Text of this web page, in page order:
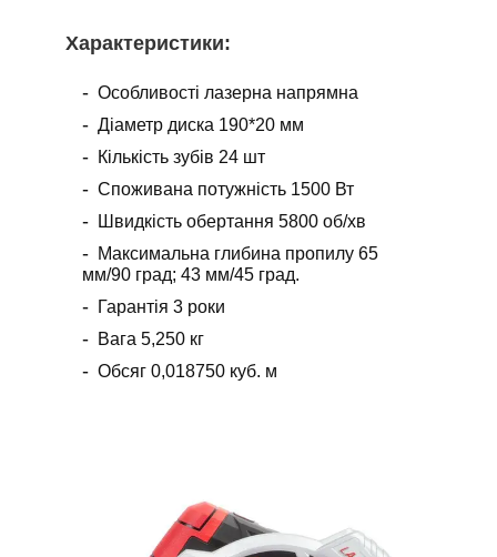
Характеристики:
Особливості лазерна напрямна
Діаметр диска 190*20 мм
Кількість зубів 24 шт
Споживана потужність 1500 Вт
Швидкість обертання 5800 об/хв
Максимальна глибина пропилу 65
мм/90 град; 43 мм/45 град.
Гарантія 3 роки
Вага 5,250 кг
Обсяг 0,018750 куб. м